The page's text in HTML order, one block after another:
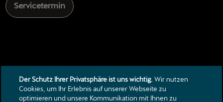
Servicetermin
Der Schutz Ihrer Privatsphäre ist uns wichtig. Wir nutzen
Cookies, um Ihr Erlebnis auf unserer Webseite zu
optimieren und unsere Kommunikation mit Ihnen zu